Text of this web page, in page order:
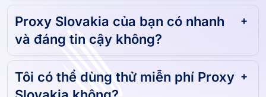
Proxy Slovakia của bạn có nhanh
và đáng tin cậy không?
Tôi có thể dùng thử miễn phí Proxy